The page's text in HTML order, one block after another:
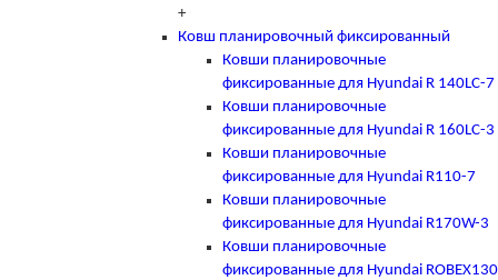
+
Ковш планировочный фиксированный
Ковши планировочные
фиксированные для Hyundai R 140LC-7
Ковши планировочные
фиксированные для Hyundai R 160LC-3
Ковши планировочные
фиксированные для Hyundai R110-7
Ковши планировочные
фиксированные для Hyundai R170W-3
Ковши планировочные
фиксированные для Hyundai ROBEX130